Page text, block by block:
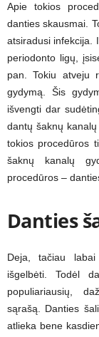
Apie tokios
danties skausmai.
atsiradusi infekcija.
periodonto ligų,
pan. Tokiu atveju
gydymą. Šis
išvengti dar
dantų šaknų
tokios procedūros
šaknų kanalų
procedūros –
Danties
Deja, tačiau
išgelbėti. Todėl
populiariausių,
sąrašą. Danties
atlieka bene